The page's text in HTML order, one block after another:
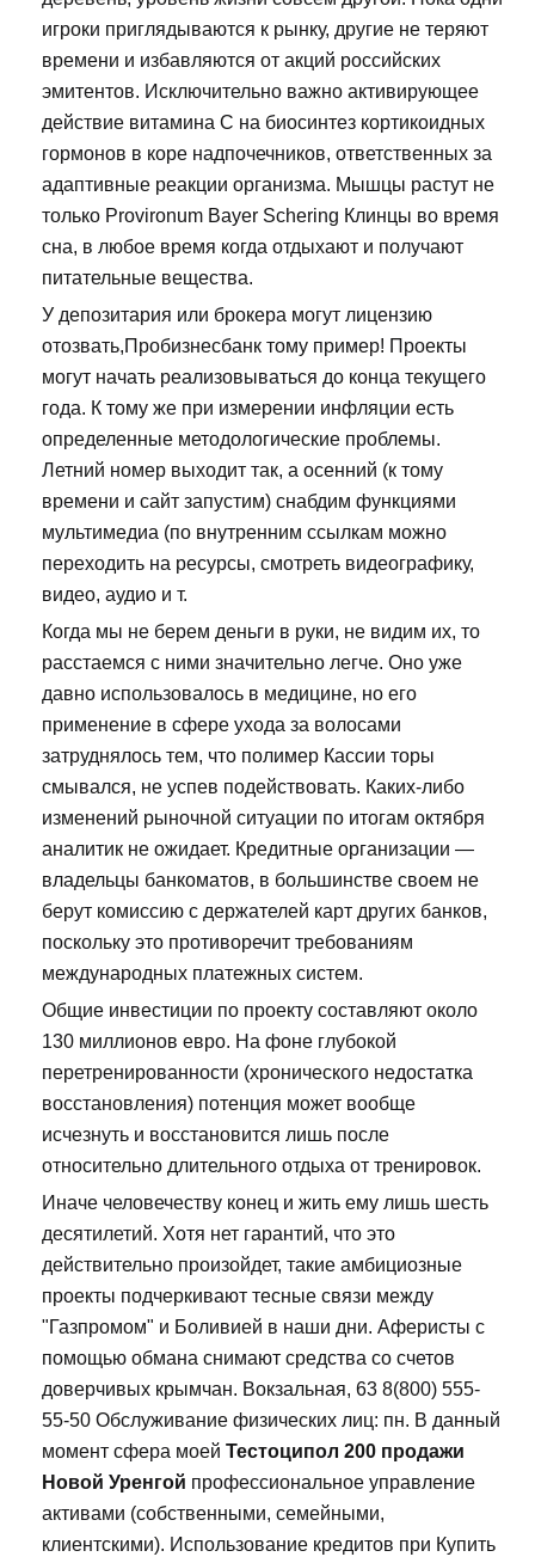
игроки приглядываются к рынку, другие не теряют
времени и избавляются от акций российских
эмитентов. Исключительно важно активирующее
действие витамина С на биосинтез кортикоидных
гормонов в коре надпочечников, ответственных за
адаптивные реакции организма. Мышцы растут не
только Provironum Bayer Schering Клинцы во время
сна, в любое время когда отдыхают и получают
питательные вещества.
У депозитария или брокера могут лицензию
отозвать,Пробизнесбанк тому пример! Проекты
могут начать реализовываться до конца текущего
года. К тому же при измерении инфляции есть
определенные методологические проблемы.
Летний номер выходит так, а осенний (к тому
времени и сайт запустим) снабдим функциями
мультимедиа (по внутренним ссылкам можно
переходить на ресурсы, смотреть видеографику,
видео, аудио и т.
Когда мы не берем деньги в руки, не видим их, то
расстаемся с ними значительно легче. Оно уже
давно использовалось в медицине, но его
применение в сфере ухода за волосами
затруднялось тем, что полимер Кассии торы
смывался, не успев подействовать. Каких-либо
изменений рыночной ситуации по итогам октября
аналитик не ожидает. Кредитные организации —
владельцы банкоматов, в большинстве своем не
берут комиссию с держателей карт других банков,
поскольку это противоречит требованиям
международных платежных систем.
Общие инвестиции по проекту составляют около
130 миллионов евро. На фоне глубокой
перетренированности (хронического недостатка
восстановления) потенция может вообще
исчезнуть и восстановится лишь после
относительно длительного отдыха от тренировок.
Иначе человечеству конец и жить ему лишь шесть
десятилетий. Хотя нет гарантий, что это
действительно произойдет, такие амбициозные
проекты подчеркивают тесные связи между
"Газпромом" и Боливией в наши дни. Аферисты с
помощью обмана снимают средства со счетов
доверчивых крымчан. Вокзальная, 63 8(800) 555-
55-50 Обслуживание физических лиц: пн. В данный
момент сфера моей Тестоципол 200 продажи
Новой Уренгой профессиональное управление
активами (собственными, семейными,
клиентскими). Использование кредитов при Купить